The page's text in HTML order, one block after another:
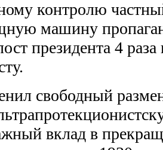
контролю
машину
президента 4
свободный
вклад в